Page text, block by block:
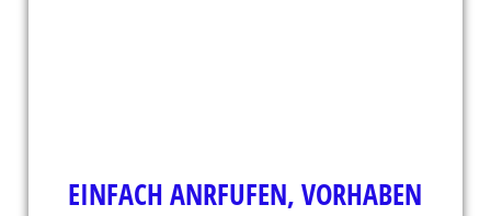
EINFACH ANRFUFEN, VORHABEN